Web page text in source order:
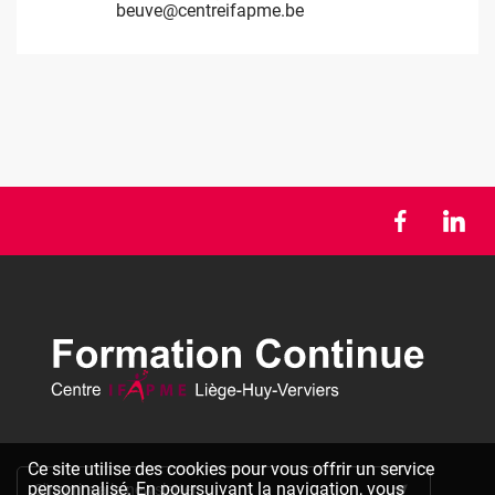
Ce site utilise des cookies pour vous offrir un service
personnalisé. En poursuivant la navigation, vous
beuve@centreifapme.be
massart@centreifapme.be
S'inscrire à la newsletter